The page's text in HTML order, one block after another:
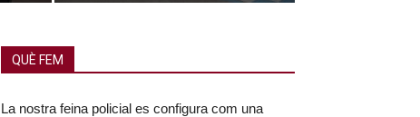
QUÈ FEM
La nostra feina policial es configura com una